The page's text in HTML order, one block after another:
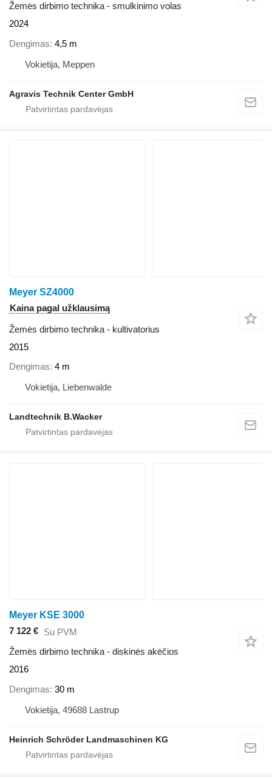
Žemės dirbimo technika - smulkinimo volas
2024
Dengimas 4,5 m
Vokietija, Meppen
Agravis Technik Center GmbH
Meyer SZ4000
Kaina pagal užklausimą
Žemės dirbimo technika - kultivatorius
2015
Dengimas 4 m
Vokietija, Liebenwalde
Landtechnik B.Wacker
Meyer KSE 3000
7 122 € Su PVM
Žemės dirbimo technika - diskinės akėčios
2016
Dengimas 30 m
Vokietija, 49688 Lastrup
Heinrich Schröder Landmaschinen KG